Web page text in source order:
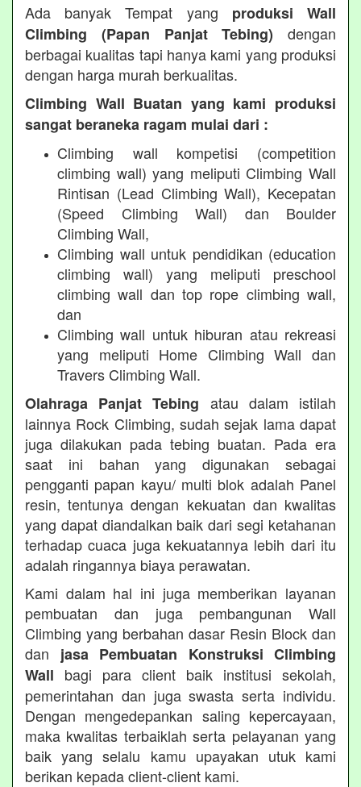
Ada banyak Tempat yang produksi Wall
Climbing (Papan Panjat Tebing) dengan
berbagai kualitas tapi hanya kami yang produksi
dengan harga murah berkualitas.
Climbing Wall Buatan yang kami produksi
sangat beraneka ragam mulai dari :
Climbing wall kompetisi (competition
climbing wall) yang meliputi Climbing Wall
Rintisan (Lead Climbing Wall), Kecepatan
(Speed Climbing Wall) dan Boulder
Climbing Wall,
Climbing wall untuk pendidikan (education
climbing wall) yang meliputi preschool
climbing wall dan top rope climbing wall,
dan
Climbing wall untuk hiburan atau rekreasi
yang meliputi Home Climbing Wall dan
Travers Climbing Wall.
Olahraga Panjat Tebing atau dalam istilah
lainnya Rock Climbing, sudah sejak lama dapat
juga dilakukan pada tebing buatan. Pada era
saat ini bahan yang digunakan sebagai
pengganti papan kayu/ multi blok adalah Panel
resin, tentunya dengan kekuatan dan kwalitas
yang dapat diandalkan baik dari segi ketahanan
terhadap cuaca juga kekuatannya lebih dari itu
adalah ringannya biaya perawatan.
Kami dalam hal ini juga memberikan layanan
pembuatan dan juga pembangunan Wall
Climbing yang berbahan dasar Resin Block dan
dan jasa Pembuatan Konstruksi Climbing
Wall bagi para client baik institusi sekolah,
pemerintahan dan juga swasta serta individu.
Dengan mengedepankan saling kepercayaan,
maka kwalitas terbaiklah serta pelayanan yang
baik yang selalu kamu upayakan utuk kami
berikan kepada client-client kami.